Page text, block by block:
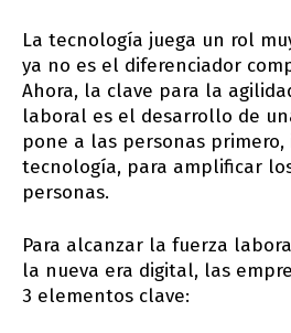
La tecnología juega un rol
ya no es el diferenciador
Ahora, la clave para la
laboral es el desarrollo de
pone a las personas
tecnología, para amplificar
personas.
Para alcanzar la fuerza
la nueva era digital, las
3 elementos clave: